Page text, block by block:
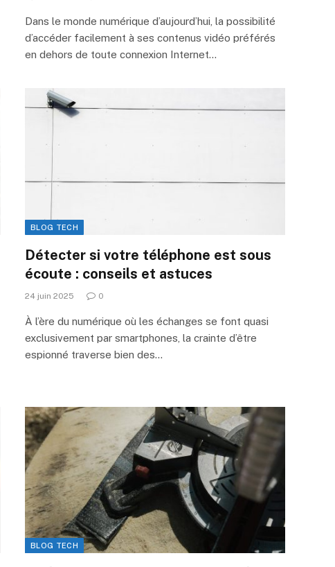
Dans le monde numérique d’aujourd’hui, la possibilité
d’accéder facilement à ses contenus vidéo préférés
en dehors de toute connexion Internet…
BLOG TECH
Détecter si votre téléphone est sous
écoute : conseils et astuces
24 juin 2025 0
À l’ère du numérique où les échanges se font quasi
exclusivement par smartphones, la crainte d’être
espionné traverse bien des…
BLOG TECH